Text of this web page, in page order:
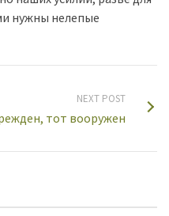
нужны нелепые
NEXT POST
тот вооружен